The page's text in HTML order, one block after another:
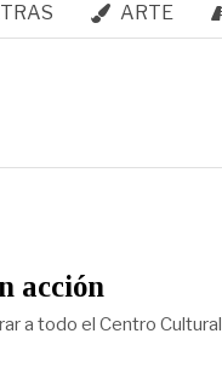
ARTE
acción
a todo el Centro